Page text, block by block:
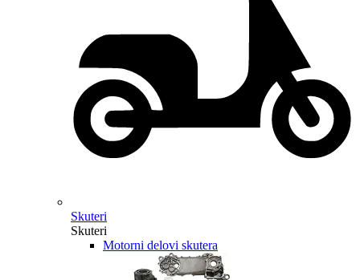
Skuteri
Skuteri
Motorni delovi skutera